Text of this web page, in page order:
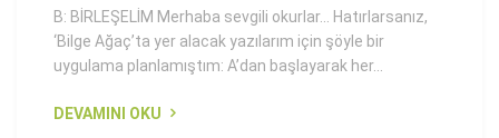
B: BİRLEŞELİM Merhaba sevgili okurlar… Hatırlarsanız,
‘Bilge Ağaç’ta yer alacak yazılarım için şöyle bir
uygulama planlamıştım: A’dan başlayarak her...
DEVAMINI OKU